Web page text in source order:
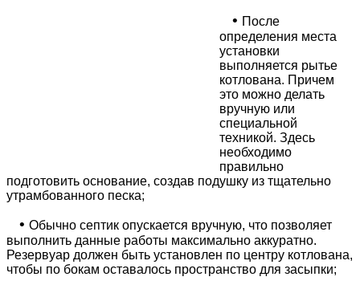
• После
определения места
установки
выполняется рытье
котлована. Причем
это можно делать
вручную или
специальной
техникой. Здесь
необходимо
правильно
подготовить основание, создав подушку из тщательно
утрамбованного песка;
• Обычно септик опускается вручную, что позволяет
выполнить данные работы максимально аккуратно.
Резервуар должен быть установлен по центру котлована,
чтобы по бокам оставалось пространство для засыпки;